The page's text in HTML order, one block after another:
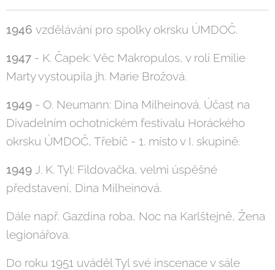
1946 vzdělávání pro spolky okrsku ÚMDOČ.
1947 - K. Čapek: Věc Makropulos, v roli Emilie
Marty vystoupila jh. Marie Brožová.
1949 - O. Neumann: Dina Milheinová. Účast na
Divadelním ochotnickém festivalu Horáckého
okrsku ÚMDOČ, Třebíč - 1. místo v I. skupině.
1949 J. K. Tyl: Fildovačka, velmi úspěšné
představení, Dina Milheinová.
Dále např. Gazdina roba, Noc na Karlštejně, Žena
legionářova.
Do roku 1951 uváděl Tyl své inscenace v sále